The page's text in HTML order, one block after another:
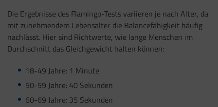
Die Ergebnisse des Flamingo-Tests variieren je nach Alter, da
mit zunehmendem Lebensalter die Balancefähigkeit häufig
nachlässt. Hier sind Richtwerte, wie lange Menschen im
Durchschnitt das Gleichgewicht halten können:
18-49 Jahre: 1 Minute
50-59 Jahre: 40 Sekunden
60-69 Jahre: 35 Sekunden